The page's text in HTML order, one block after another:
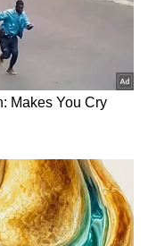
ಪಡೆಯಲಾಗಿದ್ದು,
ಕಳ್ಳತನ
ಅಗತ್ಯ
ವಾರಸುದಾರರಿಗೆ
ಜನಸಂದಣಿ
ಸ್ಥಳ,
ಸಾರ್ವಜನಿಕ
News
ಮಾಹಿತಿ ಒಂದೇ
ಅಧಿಕೃತ
ಅಪ್‌ಡೇಟ್